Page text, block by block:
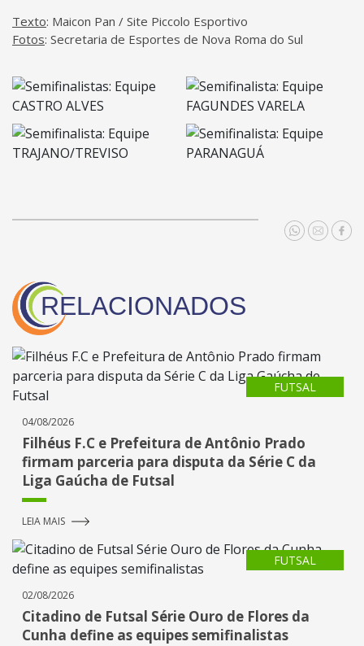
Texto: Maicon Pan / Site Piccolo Esportivo
Fotos: Secretaria de Esportes de Nova Roma do Sul
RELACIONADOS
FUTSAL
04/08/2026
Filhéus F.C e Prefeitura de Antônio Prado
firmam parceria para disputa da Série C da
Liga Gaúcha de Futsal
LEIA MAIS
FUTSAL
02/08/2026
Citadino de Futsal Série Ouro de Flores da
Cunha define as equipes semifinalistas